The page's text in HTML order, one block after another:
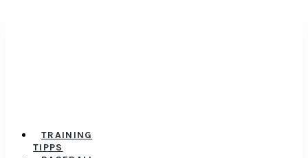
TRAINING
TIPPS